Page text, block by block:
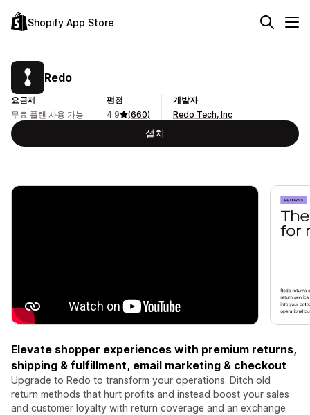
Shopify App Store
Redo
요금제
무료 플랜 사용 가능
평점
4.9
(660)
개발자
Redo Tech, Inc
설치
Elevate shopper experiences with premium returns,
shipping & fulfillment, email marketing & checkout
Upgrade to Redo to transform your operations. Ditch old
return methods that hurt profits and instead boost your sales
and customer loyalty with return coverage and an exchange